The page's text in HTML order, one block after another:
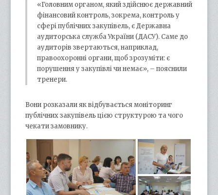
«Головним органом, який здійснює державний
фінансовий контроль, зокрема, контроль у
сфері публічних закупівель, є Державна
аудиторська служба України (ДАСУ). Саме до
аудиторів звертаються, наприклад,
правоохоронні органи, щоб зрозуміти: є
порушення у закупівлі чи немає», – пояснили
тренери.
Вони розказали як відбувається моніторинг
публічних закупівель цією структурою та чого
чекати замовнику.